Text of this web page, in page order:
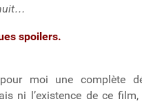
spoilers.
pour moi une complète
ni l’existence de ce